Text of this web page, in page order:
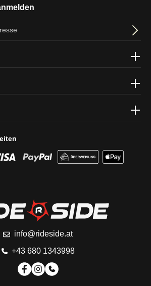
und bin mit ihnen einverstanden.
info@rideside.at
+43 680 1343998